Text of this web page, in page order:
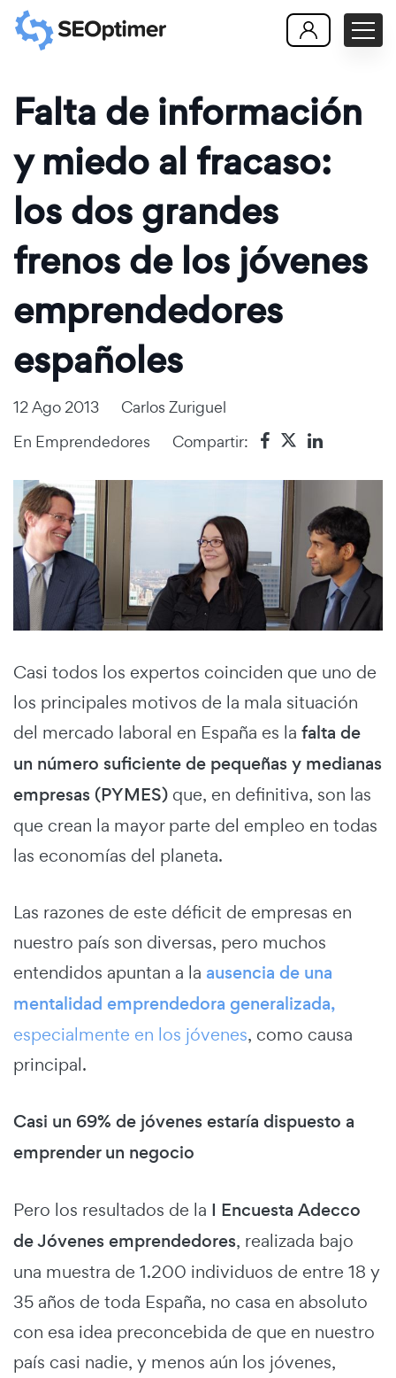
Falta de información
y miedo al fracaso:
los dos grandes
frenos de los jóvenes
emprendedores
españoles
12 Ago 2013
Carlos Zuriguel
En Emprendedores Compartir:
Casi todos los expertos coinciden que uno de
los principales motivos de la mala situación
del mercado laboral en España es la falta de
un número suficiente de pequeñas y medianas
empresas (PYMES) que, en definitiva, son las
que crean la mayor parte del empleo en todas
las economías del planeta.
Las razones de este déficit de empresas en
nuestro país son diversas, pero muchos
entendidos apuntan a la ausencia de una
mentalidad emprendedora generalizada,
especialmente en los jóvenes, como causa
principal.
Casi un 69% de jóvenes estaría dispuesto a
emprender un negocio
Pero los resultados de la I Encuesta Adecco
de Jóvenes emprendedores, realizada bajo
una muestra de 1.200 individuos de entre 18 y
35 años de toda España, no casa en absoluto
con esa idea preconcebida de que en nuestro
país casi nadie, y menos aún los jóvenes,